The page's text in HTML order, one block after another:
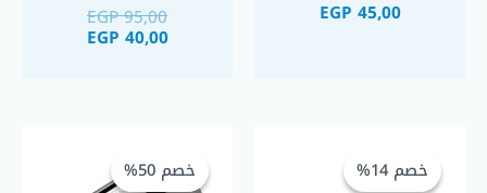
EGP 45,00
EGP95,00
EGP 40,00
خصم 14%
خصم 14% خصم 50%
خصم 50%